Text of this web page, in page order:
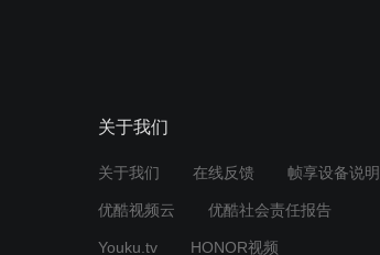
关于我们
关于我们 在线反馈 帧享设备说明
优酷视频云 优酷社会责任报告
Youku.tv HONOR视频